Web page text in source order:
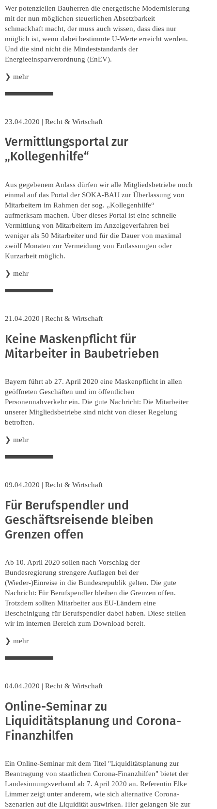
Wer potenziellen Bauherren die energetische Modernisierung
mit der nun möglichen steuerlichen Absetzbarkeit
schmackhaft macht, der muss auch wissen, dass dies nur
möglich ist, wenn dabei bestimmte U-Werte erreicht werden.
Und die sind nicht die Mindeststandards der
Energieeinsparverordnung (EnEV).
❯ mehr
23.04.2020 | Recht & Wirtschaft
Vermittlungsportal zur
„Kollegenhilfe“
Aus gegebenem Anlass dürfen wir alle Mitgliedsbetriebe noch
einmal auf das Portal der SOKA-BAU zur Überlassung von
Mitarbeitern im Rahmen der sog. „Kollegenhilfe“
aufmerksam machen. Über dieses Portal ist eine schnelle
Vermittlung von Mitarbeitern im Anzeigeverfahren bei
weniger als 50 Mitarbeiter und für die Dauer von maximal
zwölf Monaten zur Vermeidung von Entlassungen oder
Kurzarbeit möglich.
❯ mehr
21.04.2020 | Recht & Wirtschaft
Keine Maskenpflicht für
Mitarbeiter in Baubetrieben
Bayern führt ab 27. April 2020 eine Maskenpflicht in allen
geöffneten Geschäften und im öffentlichen
Personennahverkehr ein. Die gute Nachricht: Die Mitarbeiter
unserer Mitgliedsbetriebe sind nicht von dieser Regelung
betroffen.
❯ mehr
09.04.2020 | Recht & Wirtschaft
Für Berufspendler und
Geschäftsreisende bleiben
Grenzen offen
Ab 10. April 2020 sollen nach Vorschlag der
Bundesregierung strengere Auflagen bei der
(Wieder-)Einreise in die Bundesrepublik gelten. Die gute
Nachricht: Für Berufspendler bleiben die Grenzen offen.
Trotzdem sollten Mitarbeiter aus EU-Ländern eine
Bescheinigung für Berufspendler dabei haben. Diese stellen
wir im internen Bereich zum Download bereit.
❯ mehr
04.04.2020 | Recht & Wirtschaft
Online-Seminar zu
Liquiditätsplanung und Corona-
Finanzhilfen
Ein Online-Seminar mit dem Titel "Liquiditätsplanung zur
Beantragung von staatlichen Corona-Finanzhilfen" bietet der
Landesinnungsverband ab 7. April 2020 an. Referentin Elke
Limmer zeigt unter anderem, wie sich alternative Corona-
Szenarien auf die Liquidität auswirken. Hier gelangen Sie zur